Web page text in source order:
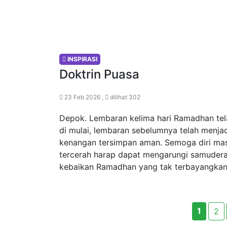
INSPIRASI
Doktrin Puasa
23 Feb 2026 , dilihat 302
Depok. Lembaran kelima hari Ramadhan
di mulai, lembaran sebelumnya telah
kenangan tersimpan aman. Semoga diri
tercerah harap dapat mengarungi
kebaikan Ramadhan yang tak
1 2